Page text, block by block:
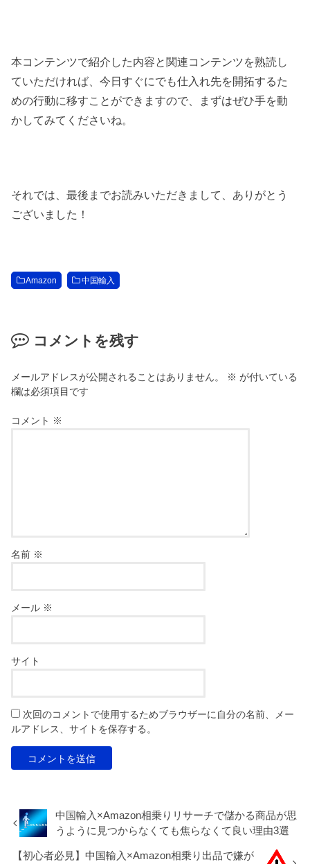
本コンテンツで紹介した内容と関連コンテンツを熟読し
ていただければ、今日すぐにでも仕入れ先を開拓するた
めの行動に移すことができますので、まずはぜひ手を動
かしてみてくださいね。
それでは、最後までお読みいただきまして、ありがとう
ございました！
Amazon 中国輸入
コメントを残す
メールアドレスが公開されることはありません。 ※ が付いている
欄は必須項目です
コメント ※
名前 ※
メール ※
サイト
次回のコメントで使用するためブラウザーに自分の名前、メー
ルアドレス、サイトを保存する。
中国輸入×Amazon相乗りリサーチで儲かる商品が思
うように見つからなくても焦らなくて良い理由3選
【初心者必見】中国輸入×Amazon相乗り出品で嫌が